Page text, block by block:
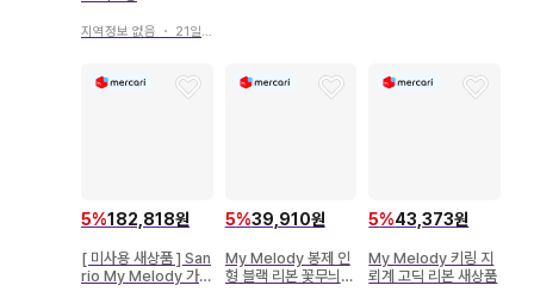
지역정보 없음 ・ 21일 전
5%182,818원
[ 미사용 새상품 ] San
rio My Melody 가습
5%39,910원
My Melody 봉제 인
형 블랙 리본 꽃무늬
5%43,373원
My Melody 키링 지
뢰계 고딕 리본 새상품